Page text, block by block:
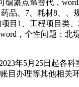
纂点窜替代，
、7、耗材8、、
目1、工程项目类
，个性问题：北
年5月25日起各科
目办理等其他相关